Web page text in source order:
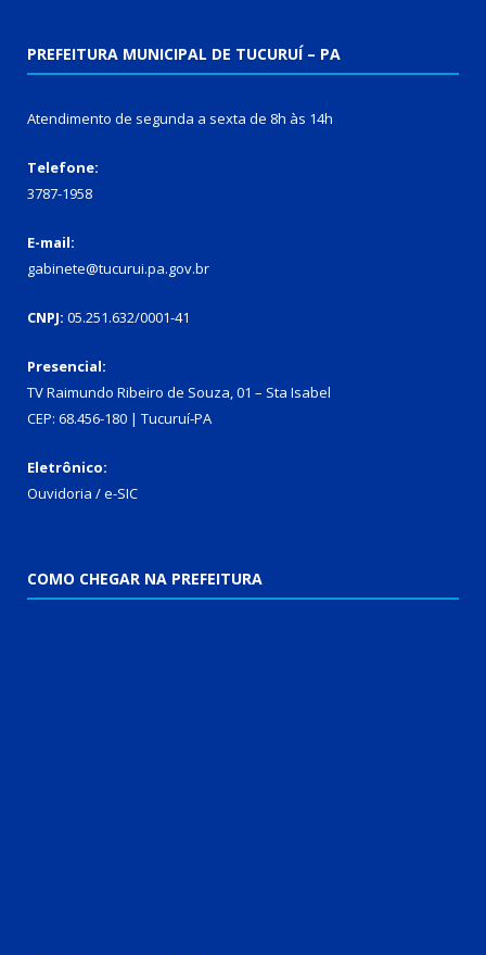
PREFEITURA MUNICIPAL DE TUCURUÍ – PA
Atendimento de segunda a sexta de 8h às 14h
Telefone:
3787-1958
E-mail:
gabinete@tucurui.pa.gov.br
CNPJ: 05.251.632/0001-41
Presencial:
TV Raimundo Ribeiro de Souza, 01 – Sta Isabel
CEP: 68.456-180 | Tucuruí-PA
Eletrônico:
Ouvidoria /e-SIC
COMO CHEGAR NA PREFEITURA